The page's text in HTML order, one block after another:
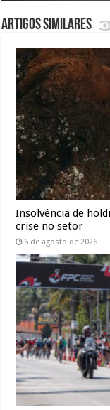
Artigos similares
Insolvência de
crise no setor
6 de agosto de 2026